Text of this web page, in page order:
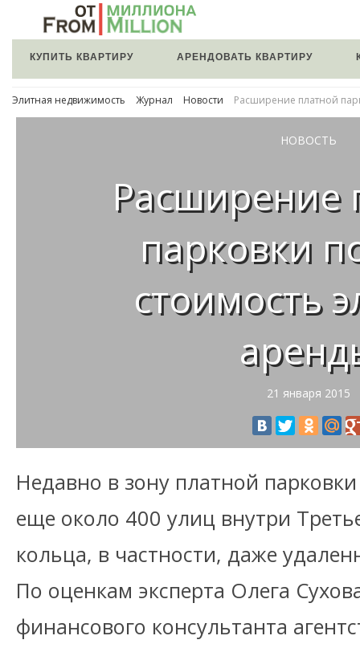
КУПИТЬ КВАРТИРУ АРЕНДОВАТЬ КВАРТИРУ
Элитная недвижимость Журнал Новости Расширение платной
НОВОСТЬ
Расширение
парковки
стоимость
21 января 2015
Недавно в зону платной
еще около 400 улиц внутри
кольца, в частности, даже
По оценкам эксперта Олега
финансового консультанта